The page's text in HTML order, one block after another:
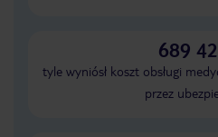
689
tyle wyniósł koszt obsługi
przez